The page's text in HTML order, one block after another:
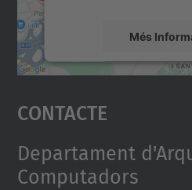
Més
Accepta
powered by
Contacte
Departament
Computadors